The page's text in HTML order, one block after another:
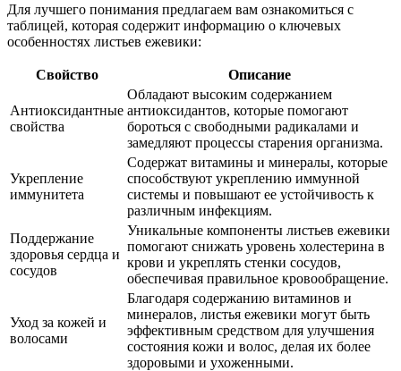
Для лучшего понимания предлагаем вам ознакомиться с
таблицей, которая содержит информацию о ключевых
особенностях листьев ежевики:
Свойство Описание
Антиоксидантные
свойства
Обладают высоким содержанием
антиоксидантов, которые помогают
бороться с свободными радикалами и
замедляют процессы старения организма.
Укрепление
иммунитета
Содержат витамины и минералы, которые
способствуют укреплению иммунной
системы и повышают ее устойчивость к
различным инфекциям.
Поддержание
здоровья сердца и
сосудов
Уникальные компоненты листьев ежевики
помогают снижать уровень холестерина в
крови и укреплять стенки сосудов,
обеспечивая правильное кровообращение.
Уход за кожей и
волосами
Благодаря содержанию витаминов и
минералов, листья ежевики могут быть
эффективным средством для улучшения
состояния кожи и волос, делая их более
здоровыми и ухоженными.